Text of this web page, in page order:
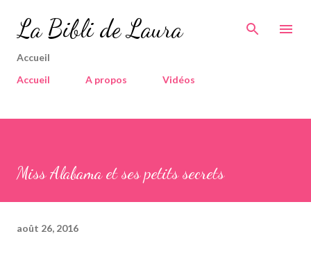
Accéder au contenu principal
La Bibli de Laura
Accueil
Accueil
A propos Vidéos
Miss Alabama et ses petits secrets
août 26, 2016